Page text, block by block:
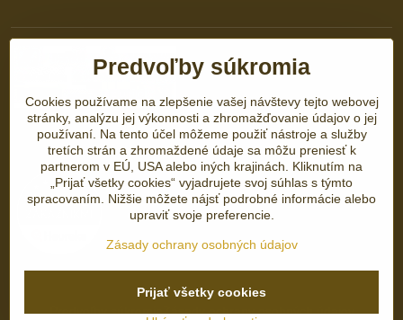
©2026Copyright
Predvoľby súkromiaZásady ochrany osobných údajov
Predvoľby súkromia
Cookies používame na zlepšenie vašej návštevy tejto webovej
stránky, analýzu jej výkonnosti a zhromažďovanie údajov o jej
používaní. Na tento účel môžeme použiť nástroje a služby
tretích strán a zhromaždené údaje sa môžu preniesť k
partnerom v EÚ, USA alebo iných krajinách. Kliknutím na
„Prijať všetky cookies“ vyjadrujete svoj súhlas s týmto
spracovaním. Nižšie môžete nájsť podrobné informácie alebo
upraviť svoje preferencie.
Zásady ochrany osobných údajov
Prijať všetky cookies